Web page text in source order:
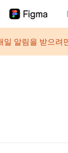
일 알림을 받으려